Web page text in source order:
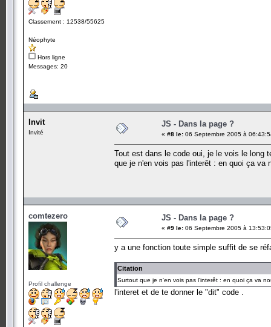
Classement : 12538/55625
Néophyte
Hors ligne
Messages: 20
Invit
Invité
JS - Dans la page ?
« #8 le: 06 Septembre 2005 à
Tout est dans le code oui, je le vois le long
que je n'en vois pas l'interêt : en quoi ça va
comtezero
Profil challenge
JS - Dans la page ?
« #9 le: 06 Septembre 2005 à
y a une fonction toute simple suffit de se
Citation
Surtout que je n'en vois pas l'interêt : en quoi ça va
l'interet et de te donner le "dit" code .